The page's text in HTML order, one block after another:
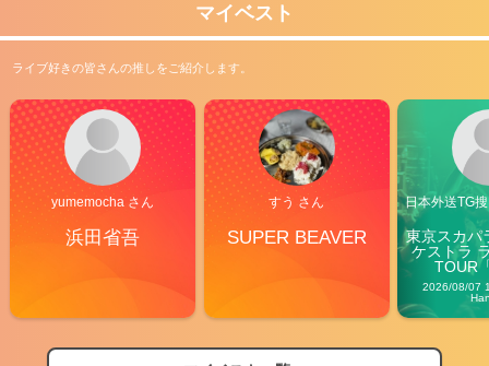
マイベスト
ライブ好きの皆さんの推しをご紹介します。
yumemocha さん
浜田省吾
すう さん
SUPER BEAVER
日本外送TG
東京スカパ
ケストラ
TOUR
2026/08/07